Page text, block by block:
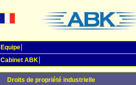
Equipe
Cabinet ABK
Droits de propriété industrielle